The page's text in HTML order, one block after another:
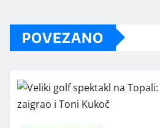
POVEZANO